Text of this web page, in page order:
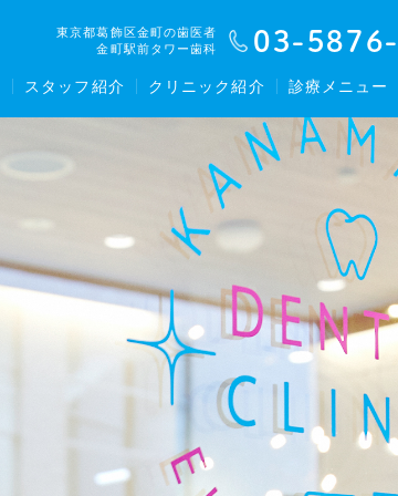
東京都葛飾区金町の歯医者
金町駅前タワー歯科
03-
スタッフ紹介 クリニック紹介 診療メニュー